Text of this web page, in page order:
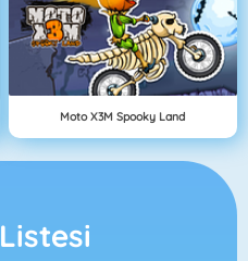
Moto X3M Spooky Land
Listesi